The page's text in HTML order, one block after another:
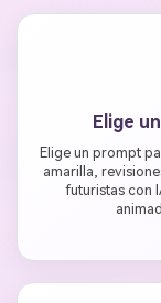
Elige
Elige un prompt
amarilla,
futuristas con